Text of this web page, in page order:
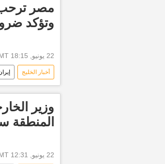
مصر ترحب
وتؤكد
22 يونيو, 18:15 GMT
أخبار الخليج
الولايات المتحدة
وزير
المنطقة
22 يونيو, 12:31 GMT